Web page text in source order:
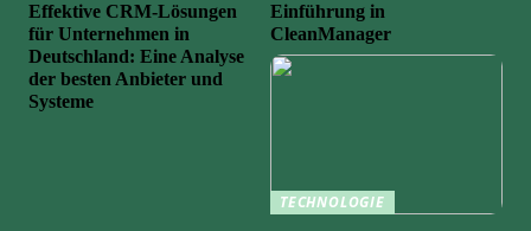
Effektive CRM-Lösungen
für Unternehmen in
Deutschland: Eine Analyse
der besten Anbieter und
Systeme
Einführung in
CleanManager
TECHNOLOGIE